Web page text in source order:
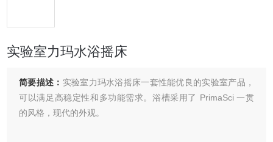
实验室力玛水浴摇床
简要描述： 实验室力玛水浴摇床一套性能优良的实验室产品，
可以满足高稳定性和多功能需求。浴槽采用了 PrimaSci 一贯
的风格，现代的外观。